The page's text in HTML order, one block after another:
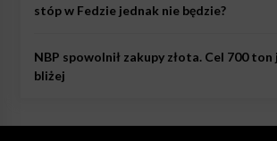
stóp w Fedzie jednak nie będzie?
NBP spowolnił zakupy złota. Cel 700
bliżej